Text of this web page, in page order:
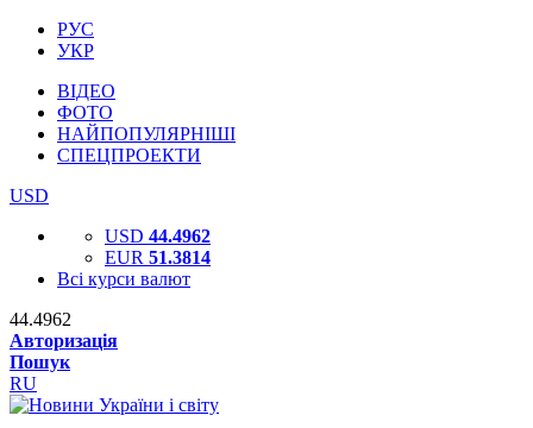
РУС
УКР
ВІДЕО
ФОТО
НАЙПОПУЛЯРНІШІ
СПЕЦПРОЕКТИ
USD
USD 44.4962
EUR 51.3814
Всі курси валют
44.4962
Авторизація
Пошук
RU